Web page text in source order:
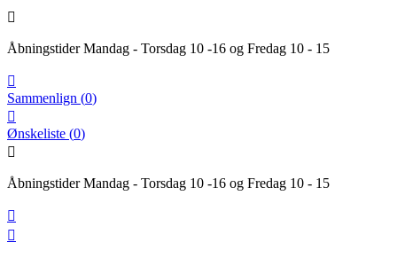

Åbningstider Mandag - Torsdag 10 -16 og Fredag 10 - 15

Sammenlign (0)

Ønskeliste (0)

Åbningstider Mandag - Torsdag 10 -16 og Fredag 10 - 15

